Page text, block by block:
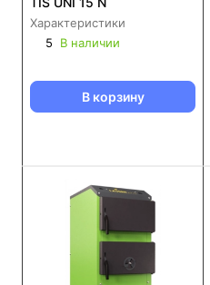
Характеристики
5
В наличии
В корзину